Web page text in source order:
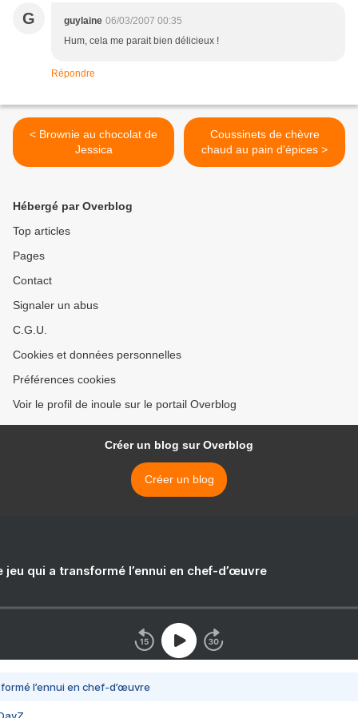
G guylaine 06/03/2007 00:35
Hum, cela me parait bien délicieux !
Répondre
< Brownie au chocolat de
Jessica
Coussinets de chèvre
chaud au pain d'épices >
Hébergé par Overblog
Top articles
Pages
Contact
Signaler un abus
C.G.U.
Cookies et données personnelles
Préférences cookies
Voir le profil de inoule sur le portail Overblog
Créer un blog sur Overblog
Créer un blog
jeu qui a transformé l’ennui en chef-d’œuvre
l’ennui en chef-d’œuvre